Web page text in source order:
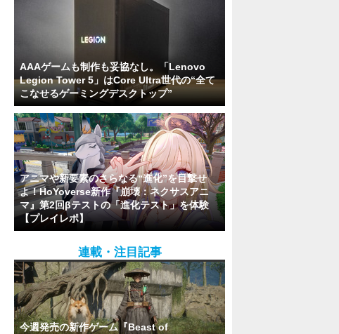
AAAゲームも制作も妥協なし。「Lenovo
Legion Tower 5」はCore Ultra世代の“全て
こなせるゲーミングデスクトップ”
アニマや新要素のさらなる“進化”を目撃せ
よ！HoYoverse新作『崩壊：ネクサスアニ
マ』第2回βテストの「進化テスト」を体験
【プレイレポ】
連載・注目記事
今週発売の新作ゲーム『Beast of